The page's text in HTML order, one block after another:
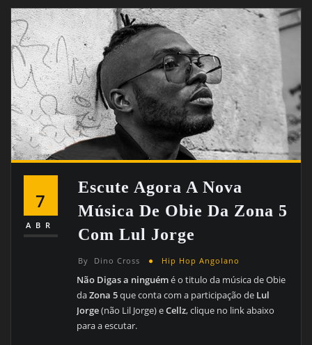
7
ABR
Escute Agora A Nova
Música De Obie Da Zona 5
Com Lul Jorge
By Dino Cross Hip Hop Angolano
Não Digas a ninguémé o titulo da música de Obie
daZona 5que conta com a participação de Lul
Jorge(não Lil Jorge) eCellz, clique no link abaixo
para a escutar.